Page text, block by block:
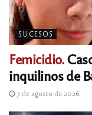
SUCESOS
Femicidio.
inquilinos de
7 de agosto de 2026